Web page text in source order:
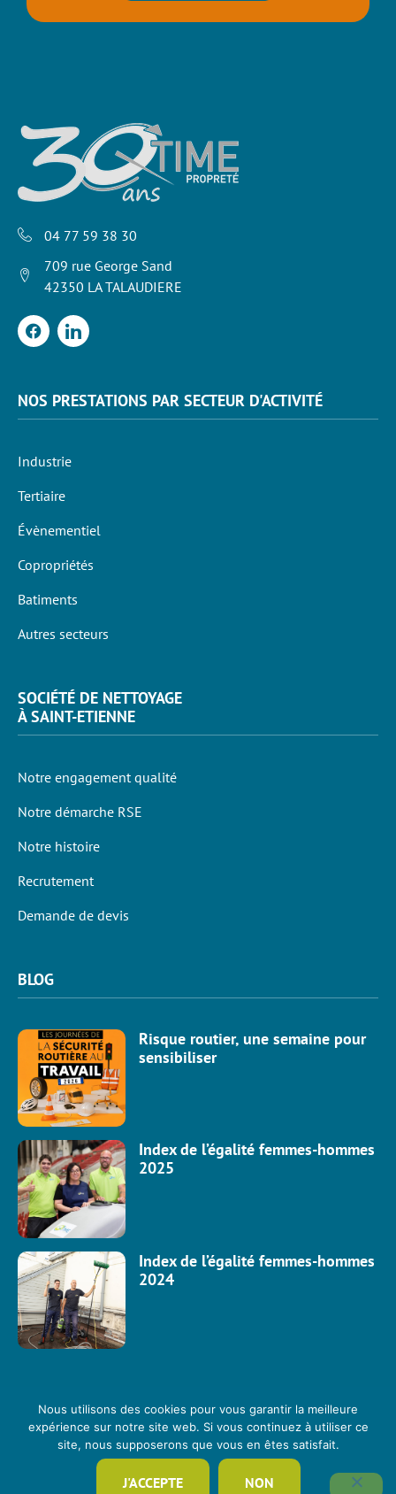
04 77 59 38 30
709 rue George Sand
42350 LA TALAUDIERE
NOS PRESTATIONS PAR SECTEUR D'ACTIVITÉ
Industrie
Tertiaire
Évènementiel
Copropriétés
Batiments
Autres secteurs
SOCIÉTÉ DE NETTOYAGE
À SAINT-ETIENNE
Notre engagement qualité
Notre démarche RSE
Notre histoire
Recrutement
Demande de devis
BLOG
Risque routier, une semaine pour
sensibiliser
Index de l’égalité femmes-hommes
2025
Index de l’égalité femmes-hommes
2024
Nous utilisons des cookies pour vous garantir la meilleure
expérience sur notre site web. Si vous continuez à utiliser ce
site, nous supposerons que vous en êtes satisfait.
J'ACCEPTE NON